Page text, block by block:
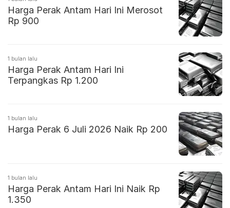
Harga Perak Antam Hari Ini Merosot
Rp 900
1 bulan lalu
Harga Perak Antam Hari Ini
Terpangkas Rp 1.200
1 bulan lalu
Harga Perak 6 Juli 2026 Naik Rp 200
1 bulan lalu
Harga Perak Antam Hari Ini Naik Rp
1.350